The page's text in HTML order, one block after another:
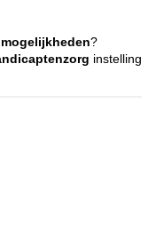
mogelijkheden?
instelling